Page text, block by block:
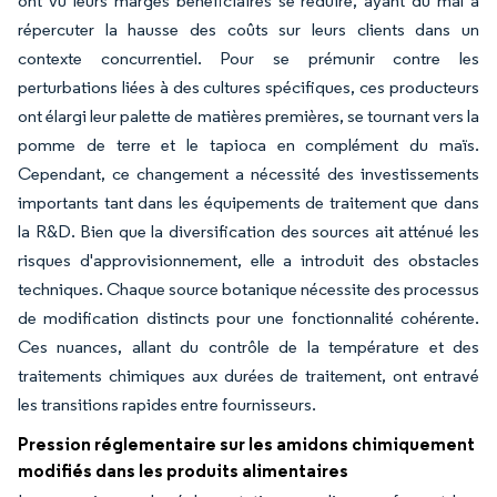
répercuter la hausse des coûts sur leurs clients dans un
contexte concurrentiel. Pour se prémunir contre les
perturbations liées à des cultures spécifiques, ces producteurs
ont élargi leur palette de matières premières, se tournant vers la
pomme de terre et le tapioca en complément du maïs.
Cependant, ce changement a nécessité des investissements
importants tant dans les équipements de traitement que dans
la R&D. Bien que la diversification des sources ait atténué les
risques d'approvisionnement, elle a introduit des obstacles
techniques. Chaque source botanique nécessite des processus
de modification distincts pour une fonctionnalité cohérente.
Ces nuances, allant du contrôle de la température et des
traitements chimiques aux durées de traitement, ont entravé
les transitions rapides entre fournisseurs.
Pression réglementaire sur les amidons chimiquement
modifiés dans les produits alimentaires